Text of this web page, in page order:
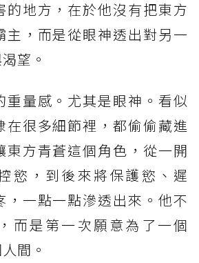
的地方，在於他沒有把東方
主，而是從眼神透出對另一
望。
重量感。尤其是眼神。看似
在很多細節裡，都偷偷藏進
東方青蒼這個角色，從一開
慾，到後來將保護慾、遲
，一點一點滲透出來。他不
而是第一次願意為了一個
間。